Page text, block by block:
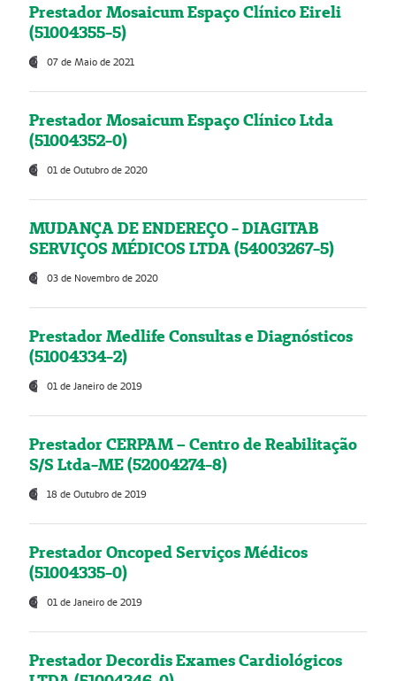
Prestador Mosaicum Espaço Clínico Eireli
(51004355-5)
07 de Maio de 2021
Prestador Mosaicum Espaço Clínico Ltda
(51004352-0)
01 de Outubro de 2020
MUDANÇA DE ENDEREÇO - DIAGITAB
SERVIÇOS MÉDICOS LTDA (54003267-5)
03 de Novembro de 2020
Prestador Medlife Consultas e Diagnósticos
(51004334-2)
01 de Janeiro de 2019
Prestador CERPAM – Centro de Reabilitação
S/S Ltda-ME (52004274-8)
18 de Outubro de 2019
Prestador Oncoped Serviços Médicos
(51004335-0)
01 de Janeiro de 2019
Prestador Decordis Exames Cardiológicos